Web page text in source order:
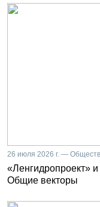
26 июля 2026 г. —
«Ленгидропроект»
Общие векторы